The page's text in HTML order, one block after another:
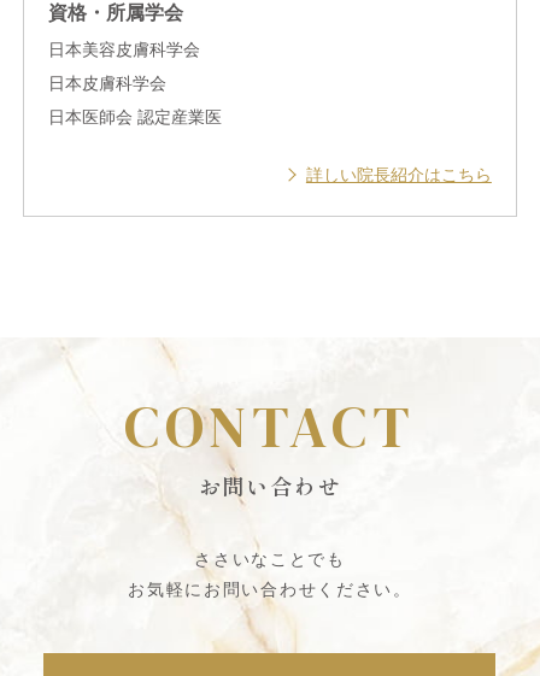
資格・所属学会
日本美容皮膚科学会
日本皮膚科学会
日本医師会 認定産業医
詳しい院長紹介はこちら
CONTACT
お問い合わせ
ささいなことでも
お気軽にお問い合わせください。